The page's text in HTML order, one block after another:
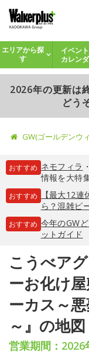
エリアから探
す
イベント
カレン
2026年の更新は
どう
GW(ゴールデンウ
おすすめ ネモフィラ ・
情報を大特
おすすめ
【最大12
ら？混雑ピ
おすすめ 今年のGW
ットガイド
こうべア
ーお化け
ーカス～
～』の地
営業期間：2026